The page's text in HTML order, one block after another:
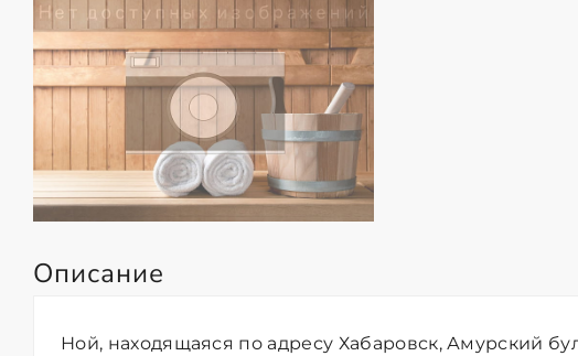
Описание
Ной, находящаяся по адресу Хабаровск, Амурский